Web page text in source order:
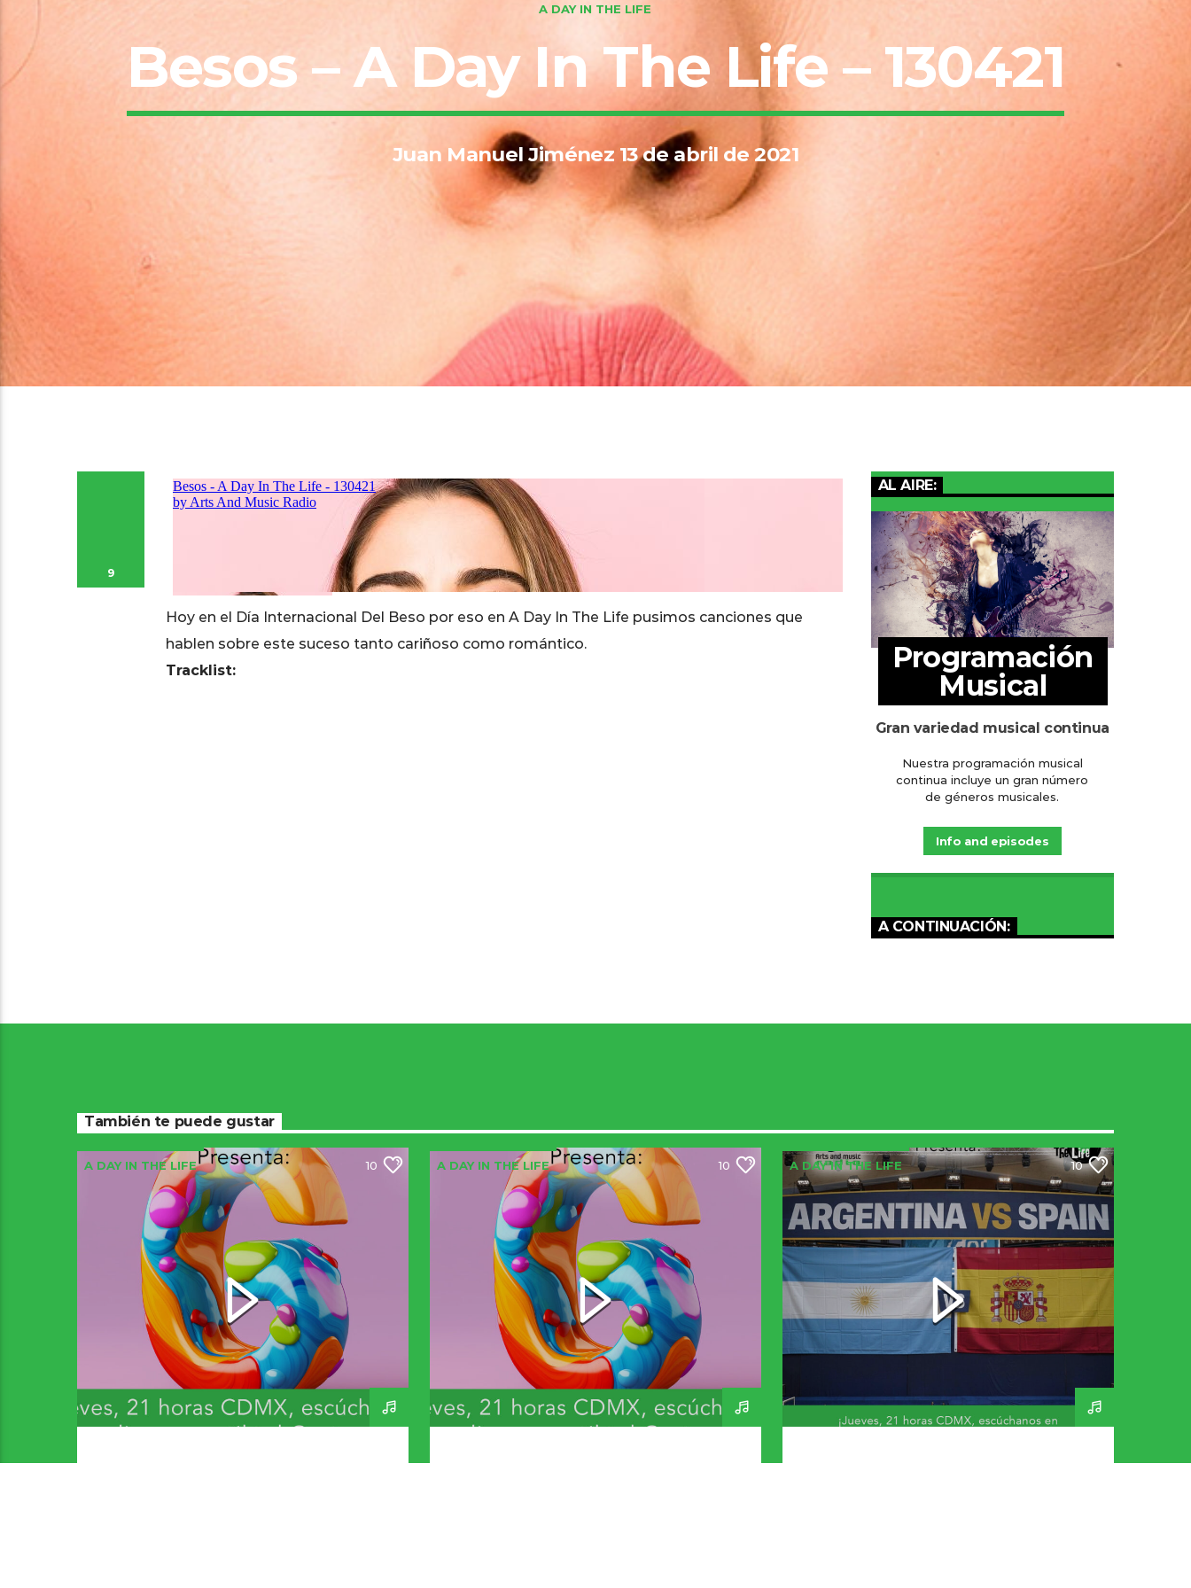
A DAY IN THE LIFE
Besos – A Day In The Life – 130421
Juan Manuel Jiménez 13 de abril de 2021
9
Hoy en el Día Internacional Del Beso por eso en A Day In The Life pusimos canciones que
hablen sobre este suceso tanto cariñoso como romántico.
Tracklist:
AL AIRE:
Programación
Musical
Gran variedad musical continua
Nuestra programación musical
continua incluye un gran número
de géneros musicales.
Info and episodes
A CONTINUACIÓN:
También te puede gustar
A DAY IN THE LIFE 10 A DAY IN THE LIFE 10 A DAY IN THE LIFE 10